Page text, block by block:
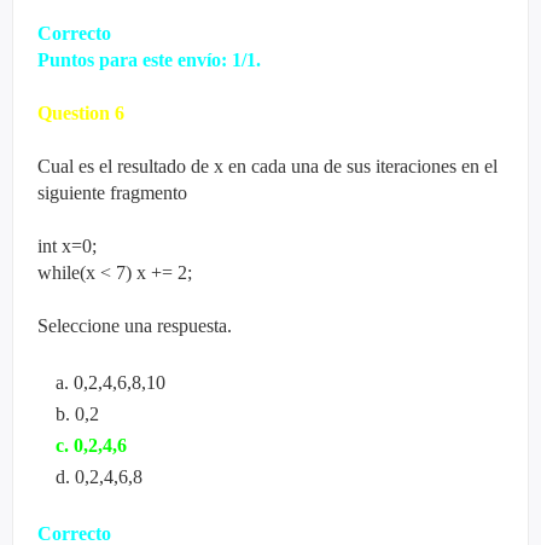
Correcto
Puntos para este envío: 1/1.
Question 6
Cual es el resultado de x en cada una de sus iteraciones en el
siguiente fragmento
int x=0;
while(x < 7) x += 2;
Seleccione una respuesta.
a. 0,2,4,6,8,10
b. 0,2
c. 0,2,4,6
d. 0,2,4,6,8
Correcto